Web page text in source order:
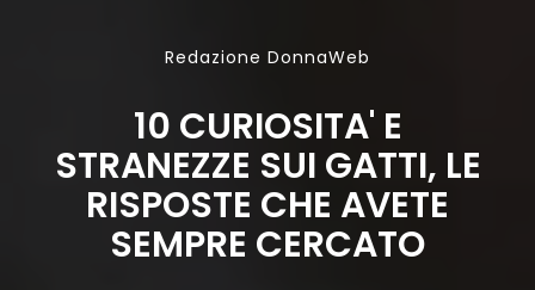
Redazione DonnaWeb
10 CURIOSITA' E
STRANEZZE SUI GATTI, LE
RISPOSTE CHE AVETE
SEMPRE CERCATO